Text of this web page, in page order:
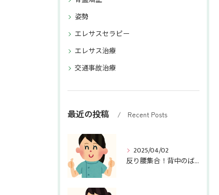
姿勢
エレサスセラピー
エレサス治療
交通事故治療
最近の投稿 Recent Posts
2025/04/02
反り腰集合！背中のばしますよ～！